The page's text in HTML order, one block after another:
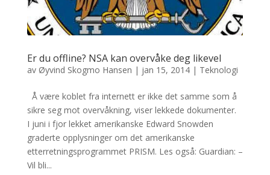
Er du offline? NSA kan overvåke deg likevel
av Øyvind Skogmo Hansen | jan 15, 2014| Teknologi
Å være koblet fra internett er ikke det samme som å
sikre seg mot overvåkning, viser lekkede dokumenter.
I juni i fjor lekket amerikanske Edward Snowden
graderte opplysninger om det amerikanske
etterretningsprogrammet PRISM. Les også: Guardian: –
Vil bli...